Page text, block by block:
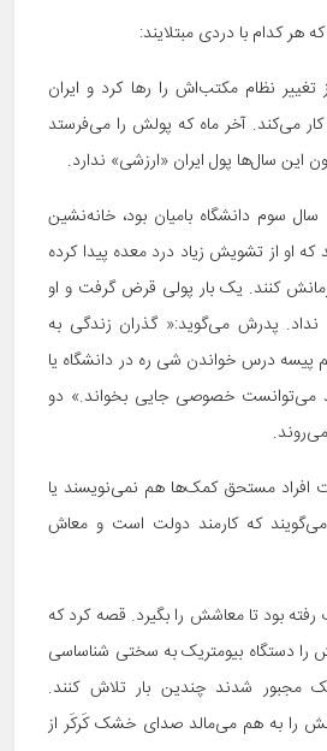
کدام با دردی مبتلایند:
نظام مکتب‌اش را رها کرد و ایران
می‌کند. آخر ماه که پولش را می‌فرستد
این سال‌ها پول ایران «ارزشی» ندارد.
سوم دانشگاه بامیان بود، خانه‌نشین
او از تشویش زیاد درد معده پیدا کرده
کنند. یک بار پولی قرض گرفت و او
نداد. پدرش می‌گوید:« گذران زندگی به
درس خواندن شی ره در دانشگاه یا
می‌توانست خصوصی جایی بخواند.» دو
افراد مستحق کمک‌ها هم نمی‌نویسند یا
که کارمند دولت است و معاش
رفته بود تا معاشش را بگیرد. قصه کرد که
دستگاه بیومتریک به سختی شناساسی
مجبور شدند چندین بار تلاش کنند.
را به هم می‌مالد صدای خشک کَرکَر از